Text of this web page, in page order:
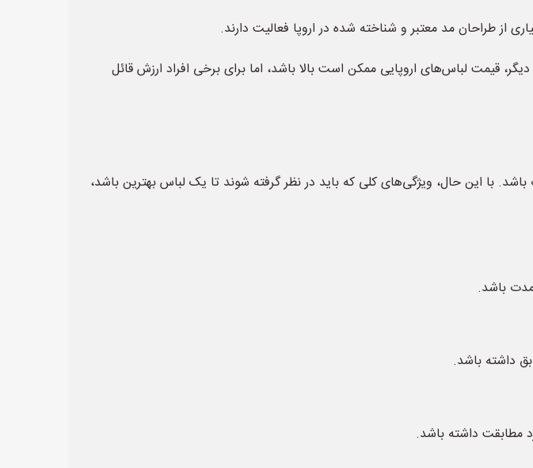
از طراحان مد معتبر و شناخته شده در اروپا فعالیت دارند.
قیمت لباس‌های اروپایی ممکن است بالا باشد، اما برای برخی افراد ارزش قائل
این حال، ویژگی‌های کلی که باید در نظر گرفته شوند تا یک لباس بهترین باشد،
باشد.
داشته باشد.
مطابقت داشته باشد.